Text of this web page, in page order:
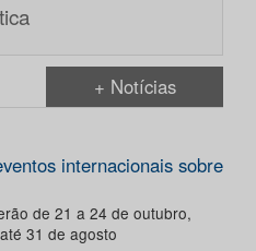
+ Notícias
internacionais sobre
de 21 a 24 de outubro,
31 de agosto